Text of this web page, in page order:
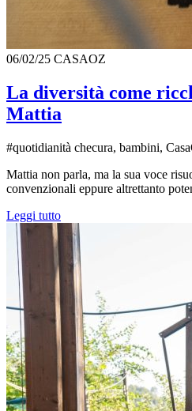
06/02/25 CASAOZ
La diversità come
Mattia
#quotidianità checura, bambini,
Mattia non parla, ma la sua voce
convenzionali eppure altrettanto
Leggi tutto